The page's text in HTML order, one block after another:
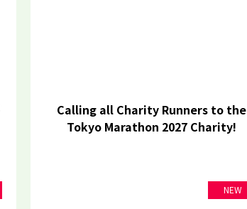
Calling all Charity Runners to the
Tokyo Marathon 2027 Charity!
NEW